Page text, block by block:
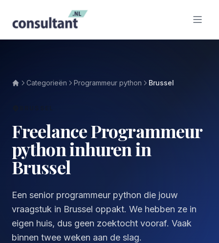
Categorieën Programmeur python Brussel
Freelance Programmeur
python inhuren in
Brussel
Een senior programmeur python die jouw
vraagstuk in Brussel oppakt. We hebben ze in
eigen huis, dus geen zoektocht vooraf. Vaak
binnen twee weken aan de slag.